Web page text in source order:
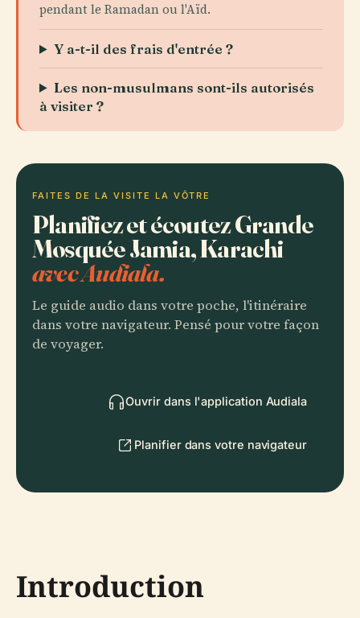
pendant le Ramadan ou l'Aïd.
Y a-t-il des frais d'entrée ?
Les non-musulmans sont-ils autorisés
à visiter ?
FAITES DE LA VISITE LA VÔTRE
Planifiez et écoutez Grande
Mosquée Jamia, Karachi
avec Audiala.
Le guide audio dans votre poche, l'itinéraire
dans votre navigateur. Pensé pour votre façon
de voyager.
Ouvrir dans l'application Audiala
Planifier dans votre navigateur
Introduction